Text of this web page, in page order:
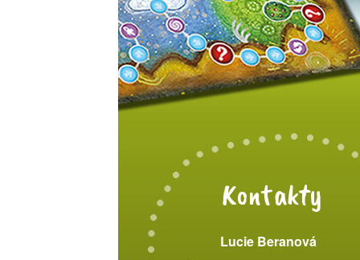
Kontakty
Lucie Beranová